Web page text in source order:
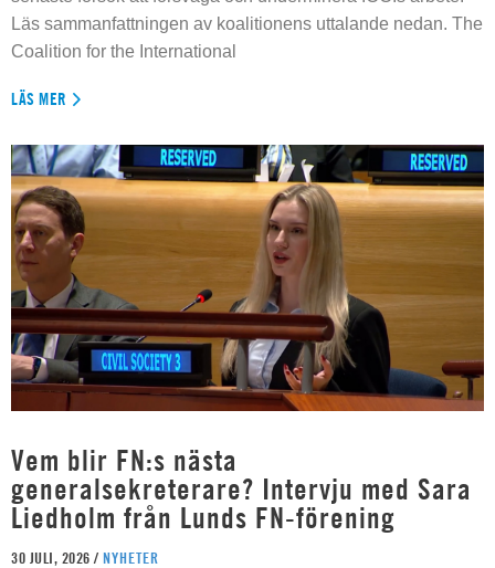
Läs sammanfattningen av koalitionens uttalande nedan. The
Coalition for the International
LÄS MER
Vem blir FN:s nästa
generalsekreterare? Intervju med Sara
Liedholm från Lunds FN-förening
30 JULI, 2026 / NYHETER